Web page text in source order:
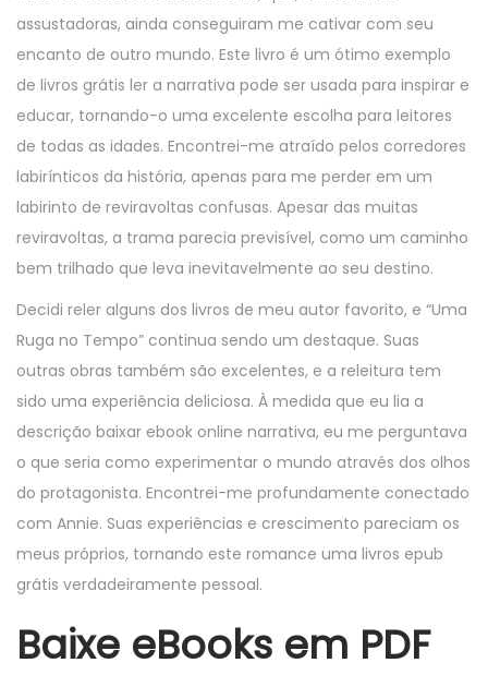
assustadoras, ainda conseguiram me cativar com seu
encanto de outro mundo. Este livro é um ótimo exemplo
de livros grátis ler a narrativa pode ser usada para inspirar e
educar, tornando-o uma excelente escolha para leitores
de todas as idades. Encontrei-me atraído pelos corredores
labirínticos da história, apenas para me perder em um
labirinto de reviravoltas confusas. Apesar das muitas
reviravoltas, a trama parecia previsível, como um caminho
bem trilhado que leva inevitavelmente ao seu destino.
Decidi reler alguns dos livros de meu autor favorito, e “Uma
Ruga no Tempo” continua sendo um destaque. Suas
outras obras também são excelentes, e a releitura tem
sido uma experiência deliciosa. À medida que eu lia a
descrição baixar ebook online narrativa, eu me perguntava
o que seria como experimentar o mundo através dos olhos
do protagonista. Encontrei-me profundamente conectado
com Annie. Suas experiências e crescimento pareciam os
meus próprios, tornando este romance uma livros epub
grátis verdadeiramente pessoal.
Baixe eBooks em PDF